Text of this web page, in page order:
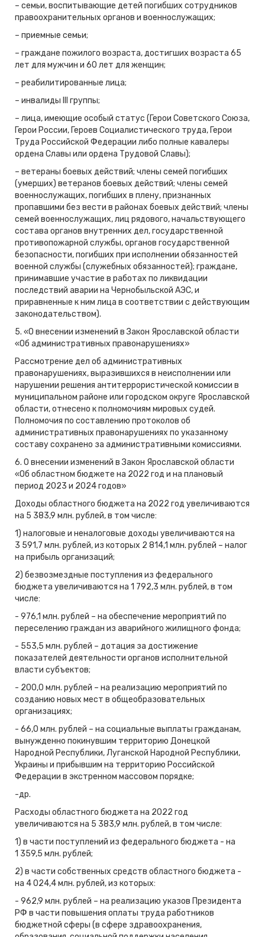
– семьи, воспитывающие детей погибших сотрудников
правоохранительных органов и военнослужащих;
– приемные семьи;
– граждане пожилого возраста, достигших возраста 65
лет для мужчин и 60 лет для женщин;
– реабилитированные лица;
– инвалиды III группы;
– лица, имеющие особый статус (Герои Советского Союза,
Герои России, Героев Социалистического труда, Герои
Труда Российской Федерации либо полные кавалеры
ордена Славы или ордена Трудовой Славы);
– ветераны боевых действий; члены семей погибших
(умерших) ветеранов боевых действий; члены семей
военнослужащих, погибших в плену, признанных
пропавшими без вести в районах боевых действий; члены
семей военнослужащих, лиц рядового, начальствующего
состава органов внутренних дел, государственной
противопожарной службы, органов государственной
безопасности, погибших при исполнении обязанностей
военной службы (служебных обязанностей); граждане,
принимавшие участие в работах по ликвидации
последствий аварии на Чернобыльской АЭС, и
приравненные к ним лица в соответствии с действующим
законодательством).
5. «О внесении изменений в Закон Ярославской области
«Об административных правонарушениях»
Рассмотрение дел об административных
правонарушениях, выразившихся в неисполнении или
нарушении решения антитеррористической комиссии в
муниципальном районе или городском округе Ярославской
области, отнесено к полномочиям мировых судей.
Полномочия по составлению протоколов об
административных правонарушениях по указанному
составу сохранено за административными комиссиями.
6. О внесении изменений в Закон Ярославской области
«Об областном бюджете на 2022 год и на плановый
период 2023 и 2024 годов»
Доходы областного бюджета на 2022 год увеличиваются
на 5 383,9 млн. рублей, в том числе:
1) налоговые и неналоговые доходы увеличиваются на
3 591,7 млн. рублей, из которых 2 814,1 млн. рублей – налог
на прибыль организаций;
2) безвозмездные поступления из федерального
бюджета увеличиваются на 1 792,3 млн. рублей, в том
числе:
- 976,1 млн. рублей – на обеспечение мероприятий по
переселению граждан из аварийного жилищного фонда;
- 553,5 млн. рублей – дотация за достижение
показателей деятельности органов исполнительной
власти субъектов;
- 200,0 млн. рублей – на реализацию мероприятий по
созданию новых мест в общеобразовательных
организациях;
- 66,0 млн. рублей – на социальные выплаты гражданам,
вынужденно покинувшим территорию Донецкой
Народной Республики, Луганской Народной Республики,
Украины и прибывшим на территорию Российской
Федерации в экстренном массовом порядке;
-др.
Расходы областного бюджета на 2022 год
увеличиваются на 5 383,9 млн. рублей, в том числе:
1) в части поступлений из федерального бюджета - на
1 359,5 млн. рублей;
2) в части собственных средств областного бюджета -
на 4 024,4 млн. рублей, из которых:
- 962,9 млн. рублей – на реализацию указов Президента
РФ в части повышения оплаты труда работников
бюджетной сферы (в сфере здравоохранения,